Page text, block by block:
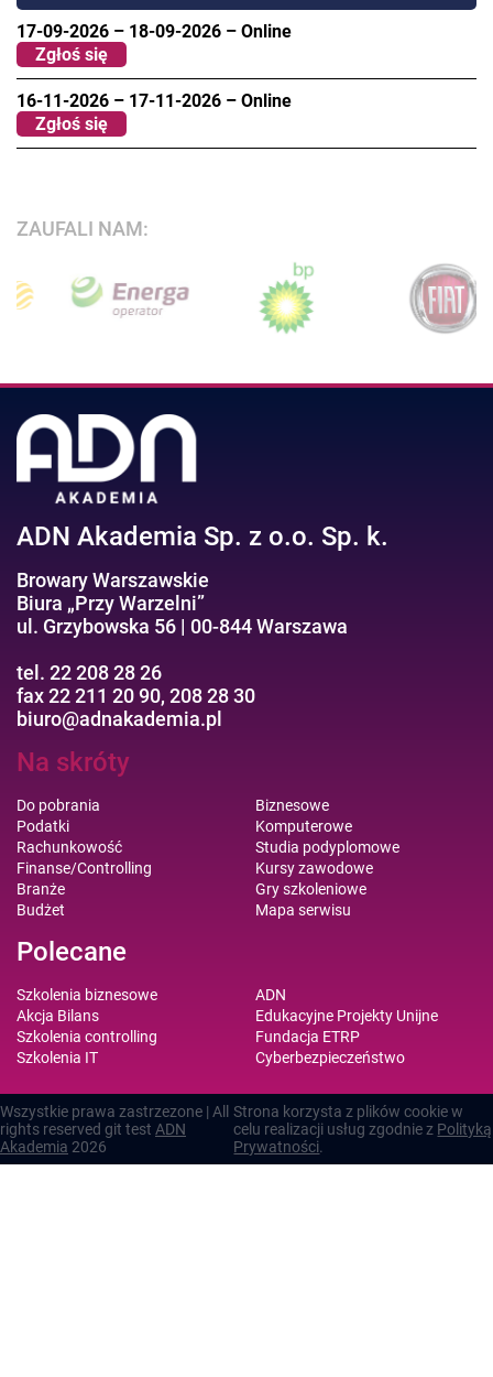
17-09-2026 – 18-09-2026 – Online
Zgłoś się
16-11-2026 – 17-11-2026 – Online
Zgłoś się
ZAUFALI NAM:
ADN Akademia Sp. z o.o. Sp. k.
Browary Warszawskie
Biura „Przy Warzelni”
ul. Grzybowska 56 | 00-844 Warszawa
tel. 22 208 28 26
fax 22 211 20 90, 208 28 30
biuro@adnakademia.pl
Na skróty
Do pobrania
Podatki
Rachunkowość
Finanse/Controlling
Branże
Budżet
Biznesowe
Komputerowe
Studia podyplomowe
Kursy zawodowe
Gry szkoleniowe
Mapa serwisu
Polecane
Szkolenia biznesowe
Akcja Bilans
Szkolenia controlling
Szkolenia IT
ADN
Edukacyjne Projekty Unijne
Fundacja ETRP
Cyberbezpieczeństwo
Wszystkie prawa zastrzezone | All
rights reserved git test ADN
Akademia 2026
Strona korzysta z plików cookie w
celu realizacji usług zgodnie z Polityką
Prywatności.